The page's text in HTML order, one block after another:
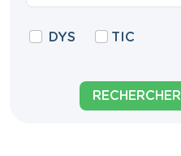
DYS TIC
RECHERCHER